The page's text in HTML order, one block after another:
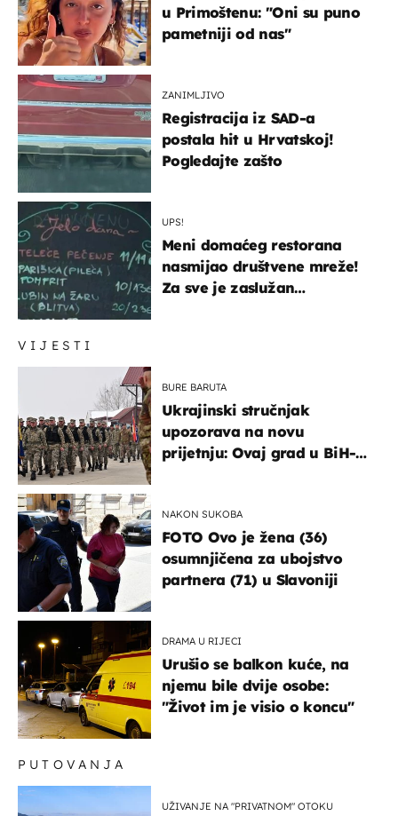
VIJESTI
BURE BARUTA
Ukrajinski stručnjak
upozorava na novu
prijetnju: Ovaj grad u BiH-u
NAKON SUKOBA
FOTO Ovo je žena (36)
osumnjičena za ubojstvo
partnera (71) u Slavoniji
DRAMA U RIJECI
Urušio se balkon kuće, na
njemu bile dvije osobe:
"Život im je visio o koncu"
u Primoštenu: "Oni su puno
pametniji od nas"
ZANIMLJIVO
Registracija iz SAD-a
postala hit u Hrvatskoj!
Pogledajte zašto
UPS!
Meni domaćeg restorana
nasmijao društvene mreže!
Za sve je zaslužan
PUTOVANJA
UŽIVANJE NA "PRIVATNOM" OTOKU